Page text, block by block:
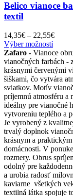
Belico vianoce
textil
14,35€ – 22,55€Price
Výber možnostíTento
má
si
vybrať
na
Zafaro - Vianoce
vianočných farbách -
krásnymi červenými
šiškami, čo vytvára
sviatkov. Motív
príjemnú atmosféru a
ideálny pre vianočné
vytvoreniu teplého a
Je vyrobený z
trvalý doplnok
krásnym a
domácnosti. V
rozmery. Obrus
odolný pre
a urobia radosť
kaviarne všetkých
textilná látka spojuje